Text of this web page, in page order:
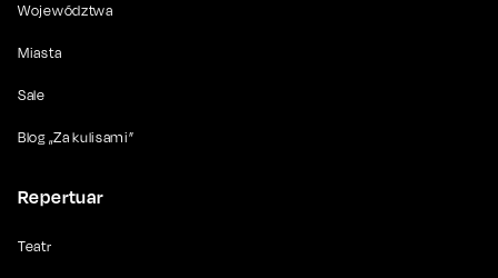
Województwa
Miasta
Sale
Blog „Za kulisami”
Repertuar
Teatr